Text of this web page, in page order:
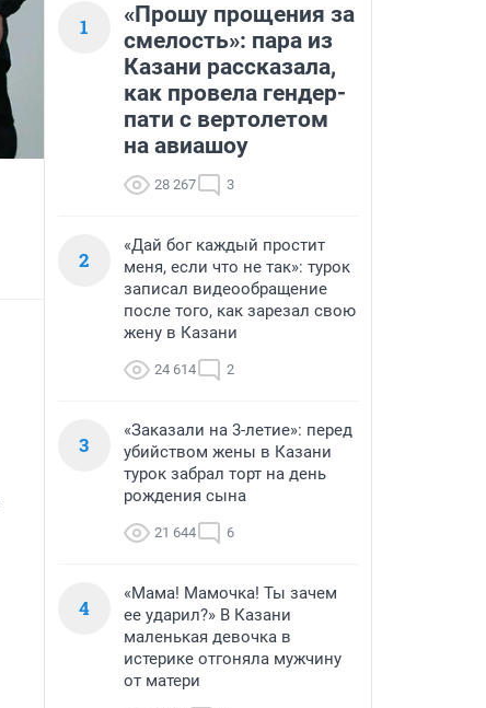
1
«Прошу прощения за
смелость»: пара из
Казани рассказала,
как провела гендер-
пати с вертолетом
на авиашоу
28 267 3
2
«Дай бог каждый простит
меня, если что не так»: турок
записал видеообращение
после того, как зарезал свою
жену в Казани
24 614 2
3
«Заказали на 3-летие»: перед
убийством жены в Казани
турок забрал торт на день
рождения сына
21 644 6
4
«Мама! Мамочка! Ты зачем
ее ударил?» В Казани
маленькая девочка в
истерике отгоняла мужчину
от матери